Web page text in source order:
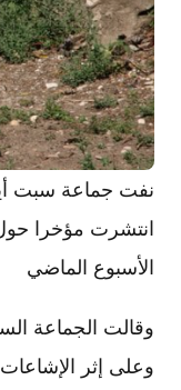
نفت جماعة سبت
انتشرت مؤخرا
الأسبوع الماضي
وقالت الجماعة
وعلى إثر